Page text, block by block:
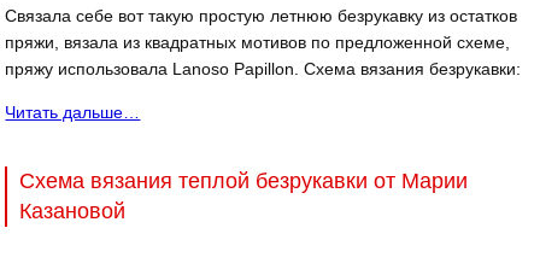
Связала себе вот такую простую летнюю безрукавку из остатков
пряжи, вязала из квадратных мотивов по предложенной схеме,
пряжу использовала Lanoso Papillon. Схема вязания безрукавки:
Читать дальше…
Схема вязания теплой безрукавки от Марии
Казановой